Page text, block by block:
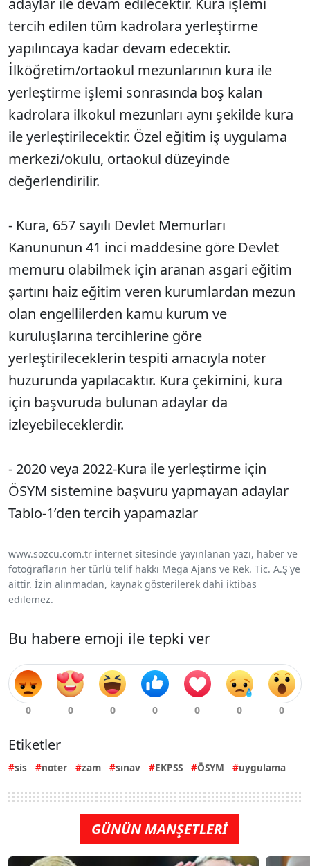
tercih edilen tüm kadrolara yerleştirme
yapılıncaya kadar devam edecektir.
İlköğretim/ortaokul mezunlarının kura ile
yerleştirme işlemi sonrasında boş kalan
kadrolara ilkokul mezunları aynı şekilde kura
ile yerleştirilecektir. Özel eğitim iş uygulama
merkezi/okulu, ortaokul düzeyinde
değerlendirilir.
- Kura, 657 sayılı Devlet Memurları
Kanununun 41 inci maddesine göre Devlet
memuru olabilmek için aranan asgari eğitim
şartını haiz eğitim veren kurumlardan mezun
olan engellilerden kamu kurum ve
kuruluşlarına tercihlerine göre
yerleştirileceklerin tespiti amacıyla noter
huzurunda yapılacaktır. Kura çekimini, kura
için başvuruda bulunan adaylar da
izleyebileceklerdir.
- 2020 veya 2022-Kura ile yerleştirme için
ÖSYM sistemine başvuru yapmayan adaylar
Tablo-1’den tercih yapamazlar
www.sozcu.com.tr internet sitesinde yayınlanan yazı, haber ve
fotoğrafların her türlü telif hakkı Mega Ajans ve Rek. Tic. A.Ş'ye
aittir. İzin alınmadan, kaynak gösterilerek dahi iktibas
edilemez.
Bu habere emoji ile tepki ver
Etiketler
sis noter zam sınav EKPSS ÖSYM uygulama
GÜNÜN MANŞETLERİ